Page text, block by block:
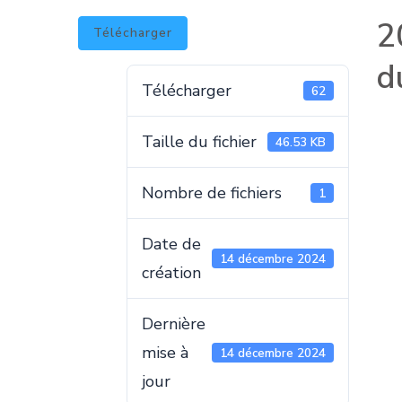
Télécharger
Télécharger 62
Taille du fichier 46.53 KB
Nombre de fichiers 1
Date de
création
14 décembre 2024
Dernière
mise à
jour
14 décembre 2024